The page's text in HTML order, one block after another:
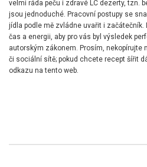
velmi ráda peču i zdravé LC dezerty, tzn.
jsou jednoduché. Pracovní postupy se
jídla podle mě zvládne uvařit i
čas a energii, aby pro vás byl výsledek
autorským zákonem. Prosím, nekopírujte
či sociální sítě; pokud chcete recept šířit
odkazu na tento web.